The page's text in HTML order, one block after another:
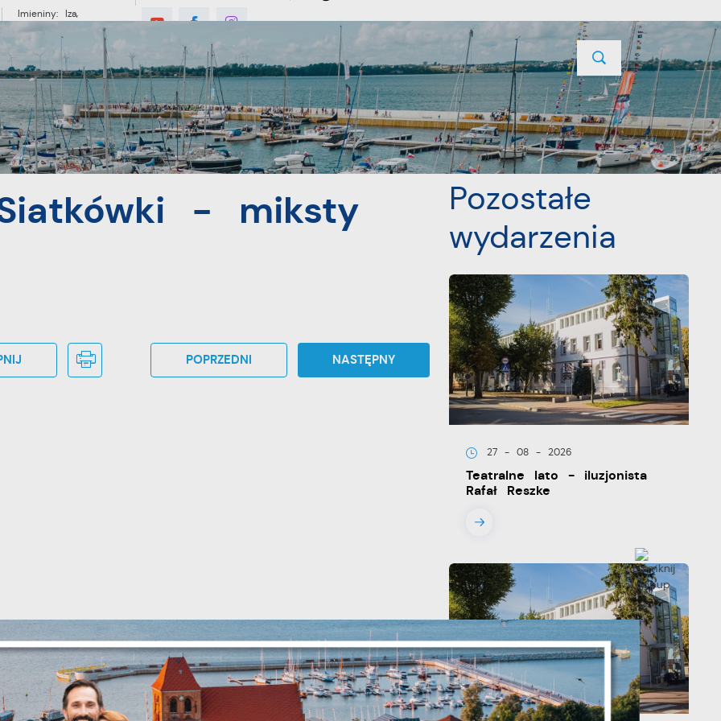
Imieniny: Iza,
Cyprian, Dominik
MIESZKANIEC TURYSTYKA INWESTYCJE PROJEKTY UNIJNE KONTAKT
POPRZEDNI NASTĘPNY
- miksty
POPRZEDNI NASTĘPNY
Pozostałe
wydarzenia
27 - 08 - 2026
Teatralne lato - iluzjonista
Rafał Reszke
Twoją prywatność. Możesz zmienić ustawienia cookies lub
je wszystkie. W dowolnym momencie możesz dokonać zmiany
ustawień.